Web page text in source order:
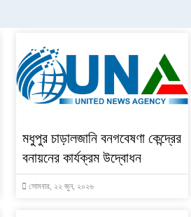
মধুপুর চাড়ালজানি বনগবেষণা কেন্দ্রের
বনায়নের কার্যক্রম উদ্বোধন
সোমবার, ২২ জুন, ২০২৬